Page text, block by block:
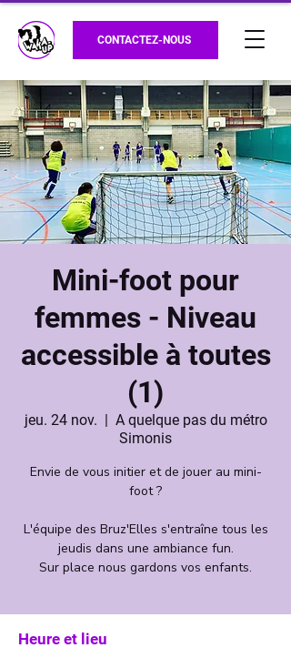
CONTACTEZ-NOUS
Mini-foot pour
femmes - Niveau
accessible à toutes
(1)
jeu. 24 nov.
  |
A quelque pas du métro
Simonis
Envie de vous initier et de jouer au mini-
foot ?
L'équipe des Bruz'Elles s'entraîne tous les
jeudis dans une ambiance fun.
Sur place nous gardons vos enfants.
Heure et lieu